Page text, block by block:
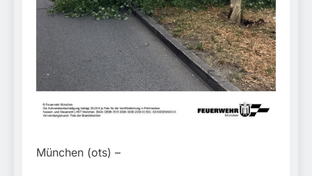
München (ots) –